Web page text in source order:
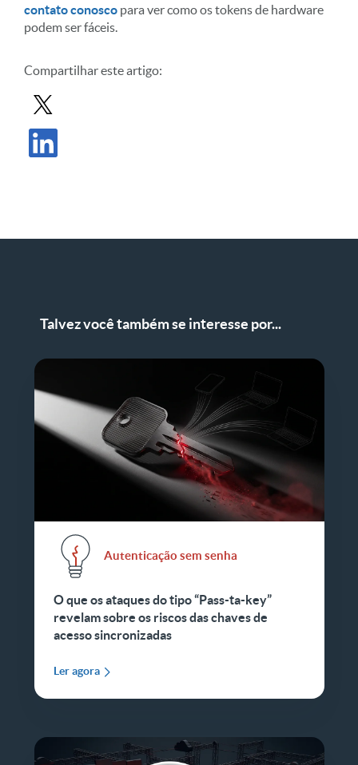
contato conosco para ver como os tokens de hardware
podem ser fáceis.
Compartilhar este artigo:
Compartilhar postagem no X
Talvez você também se interesse por...
Autenticação sem senha
O que os ataques do tipo “Pass-ta-key”
revelam sobre os riscos das chaves de
acesso sincronizadas
Ler agora